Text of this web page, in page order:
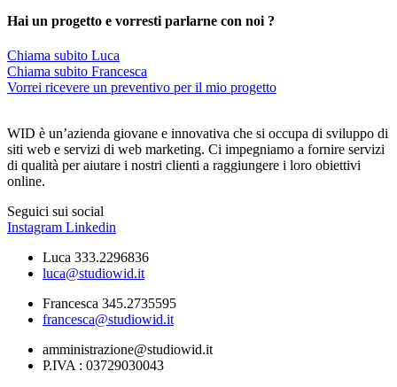
Hai un progetto e vorresti parlarne con noi ?
Chiama subito Luca
Chiama subito Francesca
Vorrei ricevere un preventivo per il mio progetto
WID è un’azienda giovane e innovativa che si occupa di sviluppo di
siti web e servizi di web marketing. Ci impegniamo a fornire servizi
di qualità per aiutare i nostri clienti a raggiungere i loro obiettivi
online.
Seguici sui social
Instagram Linkedin
Luca 333.2296836
luca@studiowid.it
Francesca 345.2735595
francesca@studiowid.it
amministrazione@studiowid.it
P.IVA : 03729030043